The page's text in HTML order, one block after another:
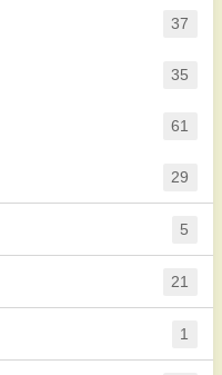
37
35
61
29
5
21
1